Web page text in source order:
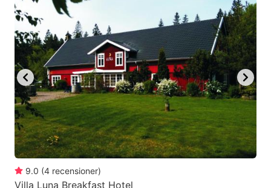
9.0 (4 recensioner)
Villa Luna Breakfast Hotel